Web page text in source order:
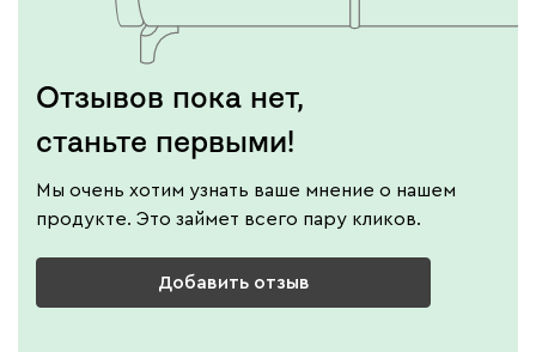
Отзывов пока нет,
станьте первыми!
Мы очень хотим узнать ваше мнение о нашем
продукте. Это займет всего пару кликов.
Добавить отзыв